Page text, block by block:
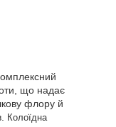
що надає
флору й
Колоїдна